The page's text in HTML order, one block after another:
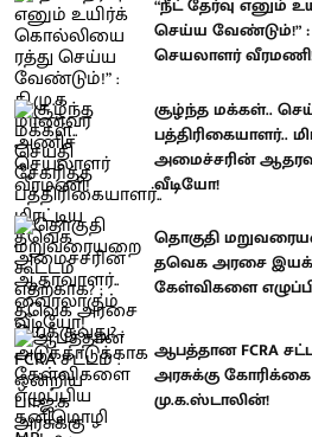
“நீட் தேர்வு எனும்
செய்ய வேண்டும்!”
செயலாளர்
சூழ்ந்த மக்கள்..
பத்திரிகையாளர்..
அமைச்சரின்
வீடியோ!
தொகுதி
தவெக அரசை
கேள்விகளை
ஆபத்தான FCRA
அரசுக்கு
மு.க.ஸ்டாலின்!